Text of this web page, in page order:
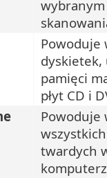
Powoduje
dyskietek,
pamięci
płyt CD i
Powoduje
twardych